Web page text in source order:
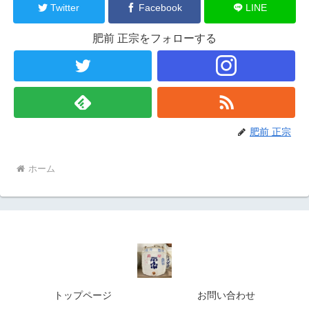
Twitter Facebook LINE
肥前 正宗をフォローする
肥前 正宗
ホーム
トップページ お問い合わせ